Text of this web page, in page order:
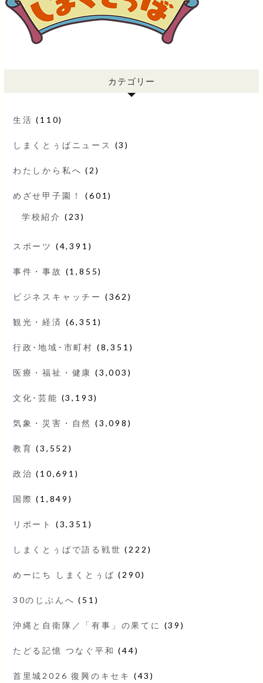
カテゴリー
生活 (110)
しまくとぅばニュース (3)
わたしから私へ (2)
めざせ甲子園！ (601)
学校紹介 (23)
スポーツ (4,391)
事件・事故 (1,855)
ビジネスキャッチー (362)
観光・経済 (6,351)
行政･地域･市町村 (8,351)
医療・福祉・健康 (3,003)
文化･芸能 (3,193)
気象・災害・自然 (3,098)
教育 (3,552)
政治 (10,691)
国際 (1,849)
リポート (3,351)
しまくとぅばで語る戦世 (222)
めーにち しまくとぅば (290)
30のじぶんへ (51)
沖縄と自衛隊／「有事」の果てに (39)
たどる記憶 つなぐ平和 (44)
首里城2026 復興のキセキ (43)